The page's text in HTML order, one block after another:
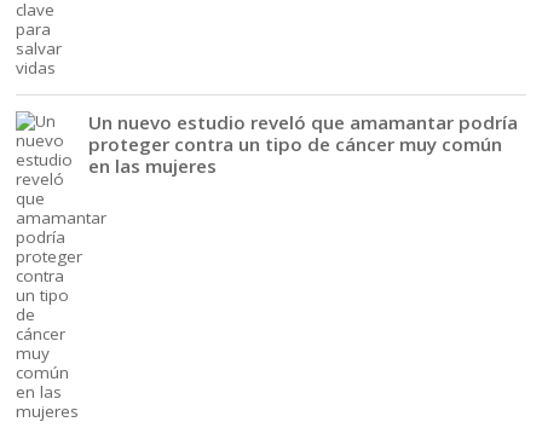
Un nuevo estudio reveló que amamantar podría
proteger contra un tipo de cáncer muy común
en las mujeres